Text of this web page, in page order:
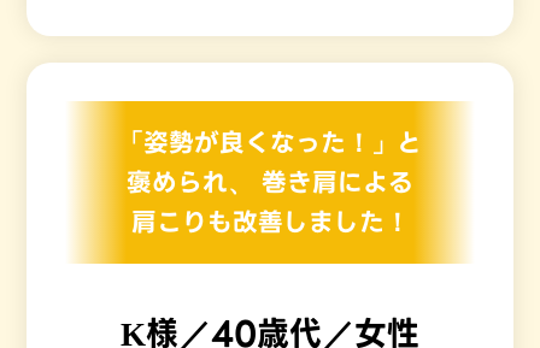
「姿勢が良くなった！」と
褒められ、
巻き肩による
肩こりも改善しました！
K様／40歳代／女性